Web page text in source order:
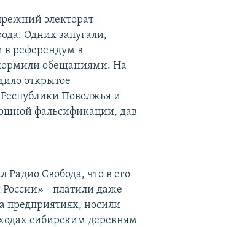
электорат -
Одних запугали,
в референдум в
обещаниями. На
открытое
Поволжья и
фальсификации, дав
Радио Свобода, что в его
- платили даже
предприятиях, носили
сибирским деревням